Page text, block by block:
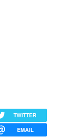
TWITTER
EMAIL